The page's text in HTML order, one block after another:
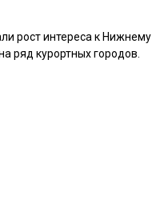
рост интереса к Нижнему
ряд курортных городов.